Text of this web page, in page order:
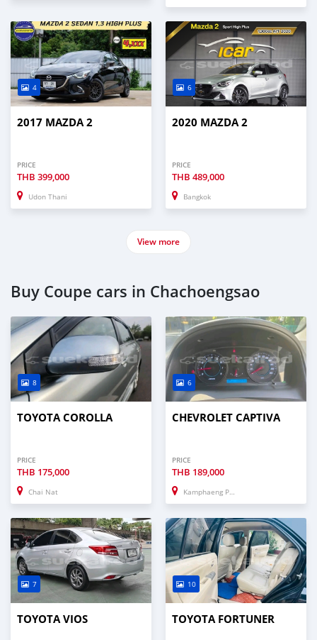
4
2017 MAZDA 2
PRICE
THB 399,000
Udon Thani
6
2020 MAZDA 2
PRICE
THB 489,000
Bangkok
View more
Buy Coupe cars in Chachoengsao
8
TOYOTA COROLLA
PRICE
THB 175,000
Chai Nat
6
CHEVROLET CAPTIVA
PRICE
THB 189,000
Kamphaeng Phet
7
TOYOTA VIOS
10
TOYOTA FORTUNER